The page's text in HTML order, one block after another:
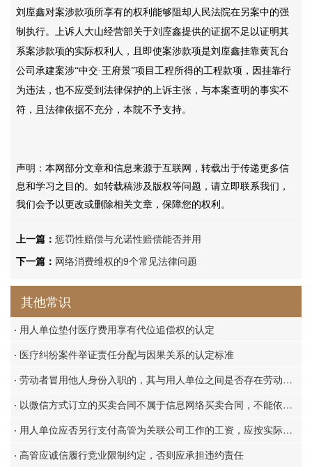
刘庢鑫对案涉款项所享有的权利能够阻却人民法院在另案中的强
制执行。上诉人大山经营部关于刘庢鑫提供的证据不足以证明其
系案涉款项的实际权利人，且即使案涉款项是刘庢鑫挂靠黄瓦台
公司承建案涉“中交·王府景”项目工程所得的工程款项，因挂靠行
为违法，也不应受到法律保护的上诉主张，与本案查明的事实不
符，且法律依据不充分，本院不予支持。
声明：本网部分文章和信息来源于互联网，转载出于传递更多信
息和学习之目的。如转载稿涉及版权等问题，请立即联系我们，
我们会予以更改或删除相关文章，保障您的权利。
上一篇：惩罚性赔偿与允诺性赔偿能否并用
下一篇： 网络消费维权的9个常见法律问题
其他常识
· 用人单位垫付医疗费用享有代位追偿权的认定
· 医疗纠纷案件举证责任分配与因果关系的认定标准
· 劳动者冒用他人身份入职的，其与用人单位之间是否存在劳动关系？
· 以微信方式订立的买卖合同不属于信息网络买卖合同，不能依据《民诉法解释》第20条确定管辖法院
· 用人单位应否另行支付高管为关联公司工作的工资，应按实际履行原则加以认定
· 高管应诚信履行竞业限制约定，否则应承担违约责任